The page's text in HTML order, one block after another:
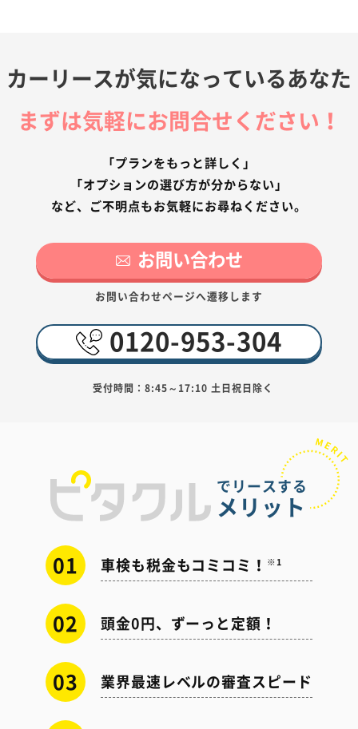
カーリースが気になっているあなた
まずは気軽にお問合せください！
「プランをもっと詳しく」
「オプションの選び方が分からない」
など、ご不明点もお気軽にお尋ねください。
お問い合わせ
お問い合わせページへ遷移します
0120-953-304
受付時間：8:45～17:10 土日祝日除く
でリースする
メリット
01 車検も税金もコミコミ！ ※1
02 頭金0円、ずーっと定額！
03 業界最速レベルの審査スピード